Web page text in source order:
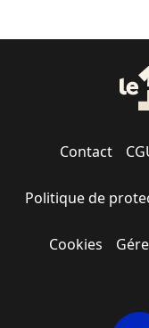
Contact
Politique de
Cookies